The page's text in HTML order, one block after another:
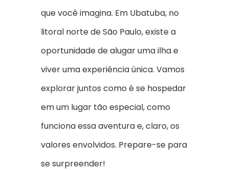
que você imagina. Em Ubatuba, no
litoral norte de São Paulo, existe a
oportunidade de alugar uma ilha e
viver uma experiência única. Vamos
explorar juntos como é se hospedar
em um lugar tão especial, como
funciona essa aventura e, claro, os
valores envolvidos. Prepare-se para
se surpreender!